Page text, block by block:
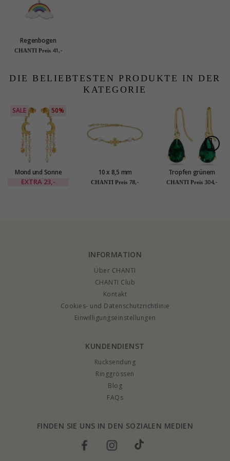
Regenbogen
mehrfarbigem
Little Ones
CHANTI Preis 41,-
DIE BELIEBTESTEN PRODUKTE IN DER
KATEGORIE
SALE 50%
Mond und Sonne
Ohrringe in
EXTRA 23,-
10 x 8,5 mm
Dagmarkreuz Perle
CHANTI Preis 78,-
Tropfen grünem
Goldohrringe in 14
CHANTI Preis 304,-
INFORMATION
Über CHANTI
CHANTI Club
Kontakt
Cookies- und Datenschutzrichtlinie
Einwilligungseinstellungen
KUNDENDIENST
Rucksendung
Ringgrössen
Blog
FAQs
FINDEN SIE UNS IN DEN SOZIALEN MEDIEN